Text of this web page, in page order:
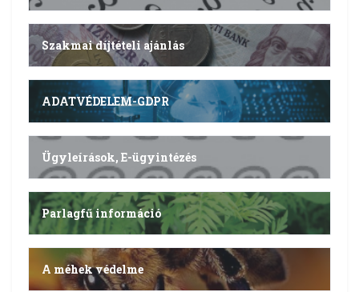
Szakmai díjtételi ajánlás
ADATVÉDELEM-GDPR
Ügyleírások, E-ügyintézés
Parlagfű információ
A méhek védelme